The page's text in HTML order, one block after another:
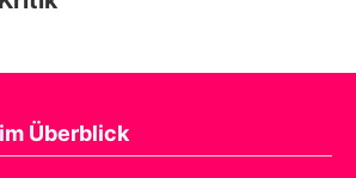
Überblick